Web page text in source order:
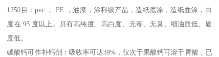
1250目：pvc ， PE ，油漆，涂料级产品，造纸底涂，造纸面涂，白
度在 95 度以上。具有高纯度、高白度、无毒、无臭、细油质低、硬
度低。
碳酸钙可作补钙剂：吸收率可达39%，仅次于果酸钙可溶于胃酸，已